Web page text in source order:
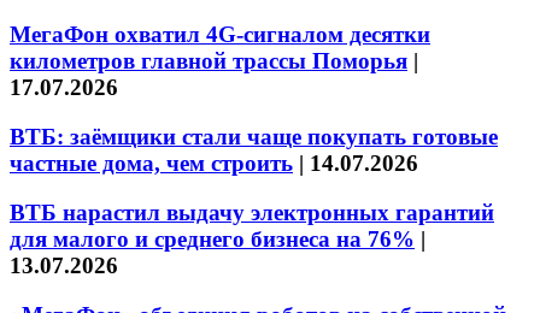
МегаФон охватил 4G-сигналом десятки
километров главной трассы Поморья |
17.07.2026
ВТБ: заёмщики стали чаще покупать готовые
частные дома, чем строить | 14.07.2026
ВТБ нарастил выдачу электронных гарантий
для малого и среднего бизнеса на 76% |
13.07.2026